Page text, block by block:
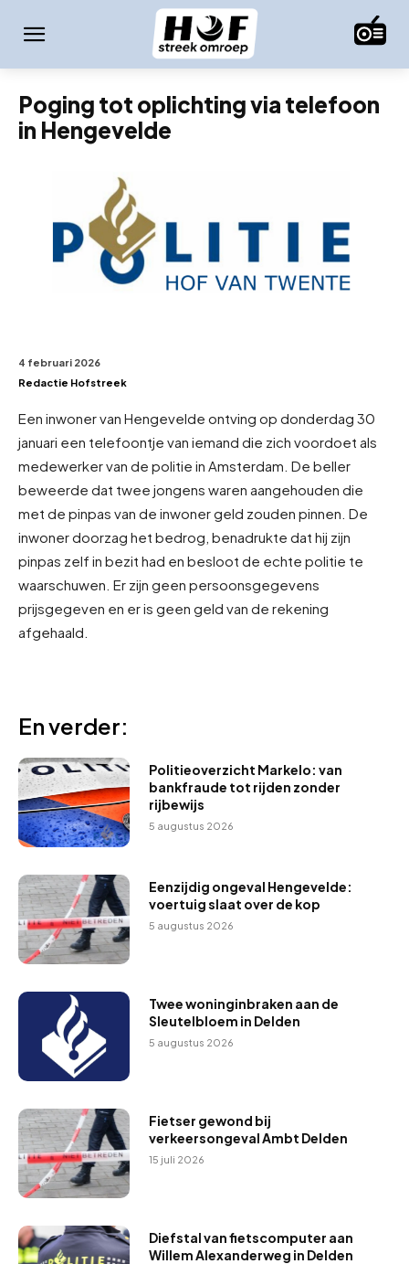
Poging tot oplichting via telefoon
in Hengevelde
4 februari 2026
Redactie Hofstreek
Een inwoner van Hengevelde ontving op donderdag 30
januari een telefoontje van iemand die zich voordoet als
medewerker van de politie in Amsterdam. De beller
beweerde dat twee jongens waren aangehouden die
met de pinpas van de inwoner geld zouden pinnen. De
inwoner doorzag het bedrog, benadrukte dat hij zijn
pinpas zelf in bezit had en besloot de echte politie te
waarschuwen. Er zijn geen persoonsgegevens
prijsgegeven en er is geen geld van de rekening
afgehaald.
En verder:
Politieoverzicht Markelo: van
bankfraude tot rijden zonder
rijbewijs
5 augustus 2026
Eenzijdig ongeval Hengevelde:
voertuig slaat over de kop
5 augustus 2026
Twee woninginbraken aan de
Sleutelbloem in Delden
5 augustus 2026
Fietser gewond bij
verkeersongeval Ambt Delden
15 juli 2026
Diefstal van fietscomputer aan
Willem Alexanderweg in Delden